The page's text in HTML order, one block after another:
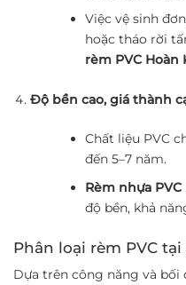
Việc vệ sinh
hoặc tháo rời
rèm PVC Hoàn
Độ bền cao, giá thành
Chất liệu PVC
đến 5–7 năm.
Rèm nhựa
độ bền, khả
Phân loại rèm PVC
Dựa trên công năng và bối